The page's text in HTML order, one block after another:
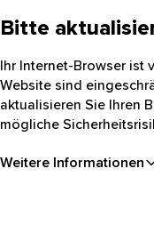
Bitte
Ihr Internet-Browser ist
Website sind
aktualisieren Sie Ihren
mögliche
Weitere Informationen